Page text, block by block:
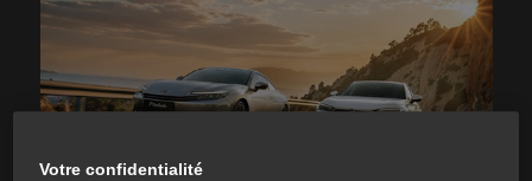
Votre confidentialité